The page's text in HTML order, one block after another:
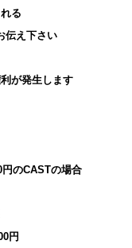
る
伝え下さい
が発生します
のCASTの場合
円